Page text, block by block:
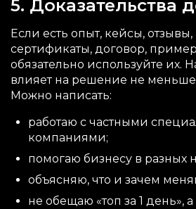
5. Доказательства
Если есть опыт, кейсы,
сертификаты, договор,
обязательно используйте их.
влияет на решение не
Можно написать:
работаю с частными
компаниями;
помогаю бизнесу в разных
объясняю, что и зачем
не обещаю «топ за 1 день»,